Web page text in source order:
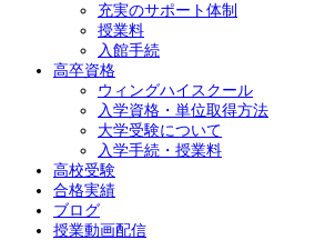
充実のサポート体制
授業料
入館手続
高卒資格
ウィングハイスクール
入学資格・単位取得方法
大学受験について
入学手続・授業料
高校受験
合格実績
ブログ
授業動画配信